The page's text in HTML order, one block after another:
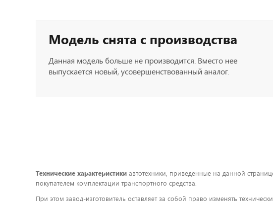
Модель снята с производства
Данная модель больше не производится. Вместо нее
выпускается новый, усовершенствованный аналог.
Технические характеристики автотехники, приведенные на данной
покупателем комплектации транспортного средства.
При этом завод-изготовитель оставляет за собой право изменять